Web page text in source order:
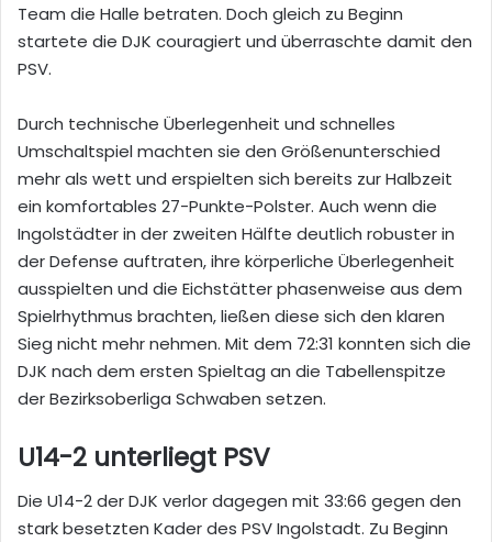
Team die Halle betraten. Doch gleich zu Beginn
startete die DJK couragiert und überraschte damit den
PSV.
Durch technische Überlegenheit und schnelles
Umschaltspiel machten sie den Größenunterschied
mehr als wett und erspielten sich bereits zur Halbzeit
ein komfortables 27-Punkte-Polster. Auch wenn die
Ingolstädter in der zweiten Hälfte deutlich robuster in
der Defense auftraten, ihre körperliche Überlegenheit
ausspielten und die Eichstätter phasenweise aus dem
Spielrhythmus brachten, ließen diese sich den klaren
Sieg nicht mehr nehmen. Mit dem 72:31 konnten sich die
DJK nach dem ersten Spieltag an die Tabellenspitze
der Bezirksoberliga Schwaben setzen.
U14-2 unterliegt PSV
Die U14-2 der DJK verlor dagegen mit 33:66 gegen den
stark besetzten Kader des PSV Ingolstadt. Zu Beginn